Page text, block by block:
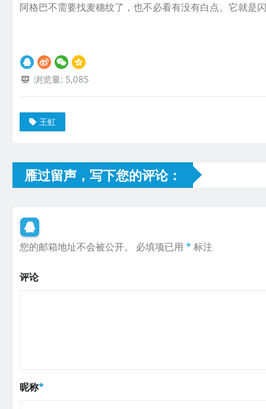
阿格巴不需要找麦穗纹了，也不必看有没有白点。它就是闪
浏览量: 5,085
王虹
雁过留声，写下您的评论：
您的邮箱地址不会被公开。 必填项已用 * 标注
评论
昵称*